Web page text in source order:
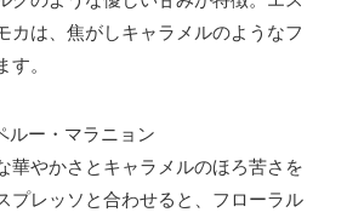
カは、焦がしキャラメルのようなフ
す。
ルー・マラニョン
華やかさとキャラメルのほろ苦さを
プレッソと合わせると、フローラル